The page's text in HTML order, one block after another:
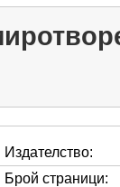
Издателство:
Брой страници: